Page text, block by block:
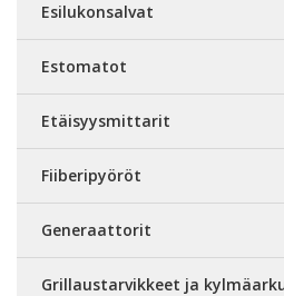
Esilukonsalvat
Estomatot
Etäisyysmittarit
Fiiberipyöröt
Generaattorit
Grillaustarvikkeet ja